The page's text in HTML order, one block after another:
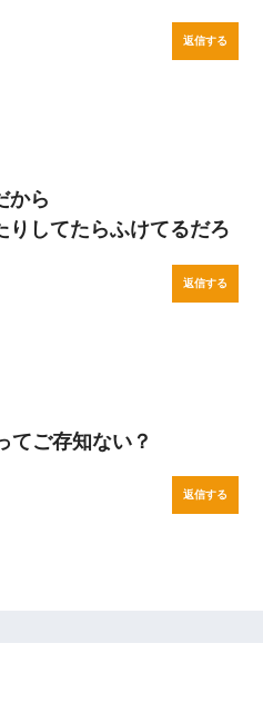
返信する
から
りしてたらふけてるだろ
返信する
てご存知ない？
返信する